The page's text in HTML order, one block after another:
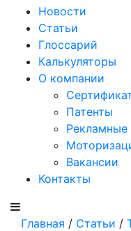
Новости
Статьи
Глоссарий
Калькуляторы
О компании
Патенты
Вакансии
Контакты
Главная / Статьи /